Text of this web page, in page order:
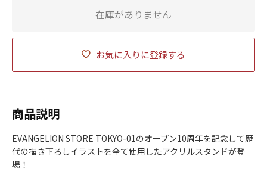
お気に入りに登録する
在庫がありません
商品説明
EVANGELION STORE TOKYO-01のオープン10周年を記念して歴
代の描き下ろしイラストを全て使用したアクリルスタンドが登
場！